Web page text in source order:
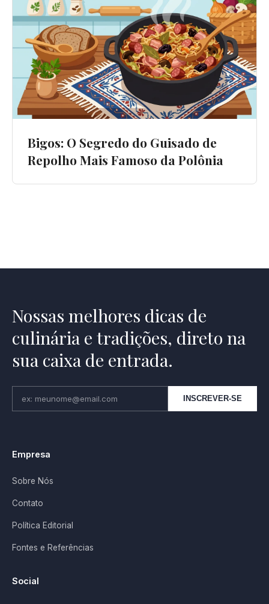
Bigos: O Segredo do Guisado de
Repolho Mais Famoso da Polônia
Nossas melhores dicas de
culinária e tradições, direto na
sua caixa de entrada.
INSCREVER-SE
Empresa
Sobre Nós
Contato
Política Editorial
Fontes e Referências
Social